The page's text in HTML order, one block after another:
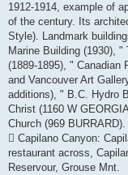
1912-1914, example of
of the century. Its
Style). Landmark
Marine Building (1930), "
(1889-1895), " Canadian
and Vancouver Art
additions), " B.C. Hydro
Christ (1160 W
Church (969 BURRARD).
 Capilano Canyon:
restaurant across,
Reservour, Grouse Mnt.